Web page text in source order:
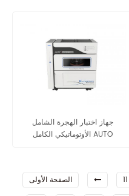
جهاز اختبار الهجرة الشامل
الأوتوماتيكي الكامل AUTO
الصفحة الأولى 11